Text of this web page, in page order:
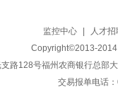
监控中心
人才招
Copyright©2013-
路128号福州农商银行总
交易报单电话